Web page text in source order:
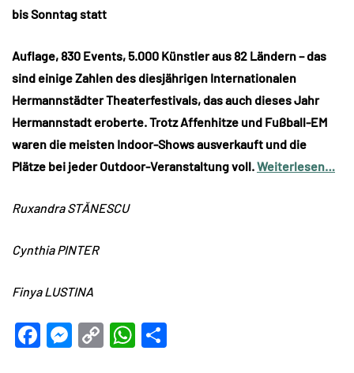
bis Sonntag statt
Auflage, 830 Events, 5.000 Künstler aus 82 Ländern – das
sind einige Zahlen des diesjährigen Internationalen
Hermannstädter Theaterfestivals, das auch dieses Jahr
Hermannstadt eroberte. Trotz Affenhitze und Fußball-EM
waren die meisten Indoor-Shows ausverkauft und die
Plätze bei jeder Outdoor-Veranstaltung voll.Weiterlesen…
Ruxandra STĂNESCU
Cynthia PINTER
Finya LUSTINA
Facebook
Messenger
CopyWhatsApp